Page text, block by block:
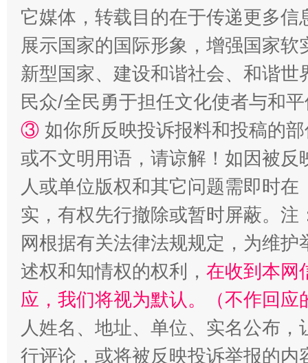
招工难、用工荒背后
它媒体，转载目的在于传递更多
展示国家的国际形象，增强国家
新型国家、建设和谐社会、和谐
民众/全民勇于担任文化使者与和
③ 如你所反映投诉报料和投稿的
或不文明用语，请谅解！如因被
人或单位版权和其它问题需即时在
实，有权先行撤除或暂时屏蔽。
网根据有关法律法规规定，为维
述权和知情权的权利， 在收到本网
应，我们将视为默认。（不作回应
人姓名、地址、单位、实名公布
行评论，或将被反映投诉举报的